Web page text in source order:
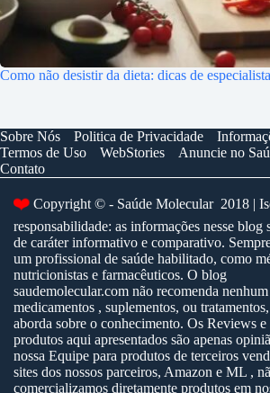
Como não desistir da dieta: dicas de
Sobre Nós Politica de Privacidade
Termos de Uso
WebStories
Anuncie no
Contato
❤️ Copyright © - Saúde Molecular 2018 |
responsabilidade: as informações nesse blog
de caráter informativo e comparativo.
um profissional de saúde habilitado, como
nutricionistas e farmacêuticos. O blog
saudemolecular.com não recomenda
medicamentos , suplementos, ou
aborda sobre o conhecimento. Os Reviews e
produtos aqui apresentados são apenas
nossa Equipe para produtos de terceiros
sites dos nossos parceiros, Amazon e ML ,
comercializamos diretamente produtos em